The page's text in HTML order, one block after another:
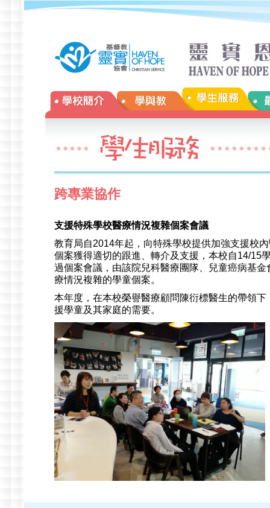
跨專業協作
支援特殊學校醫療情況複雜個案會議
教育局自2014年起，向特殊學校提供加強支援校
個案獲得適切的跟進、轉介及支援，本校自14/15
過個案會議，由該院兒科醫療團隊、兒童癌病基
療情況複雜的學童個案。
本年度，在本校榮譽醫療顧問陳衍標醫生的帶領
援學童及其家庭的需要。